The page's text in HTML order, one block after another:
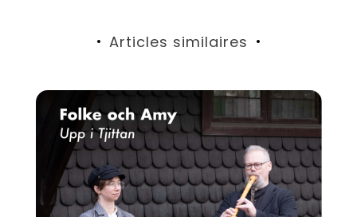
Articles similaires